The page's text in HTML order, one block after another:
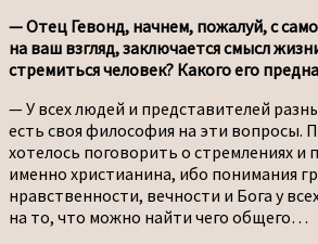
— Отец Гевонд, начнем, пожалуй, с
на ваш взгляд, заключается смысл
стремиться человек? Какого его
— У всех людей и представителей
есть своя философия на эти вопросы.
хотелось поговорить о стремлениях и
именно христианина, ибо понимания
нравственности, вечности и Бога у
на то, что можно найти чего общего…